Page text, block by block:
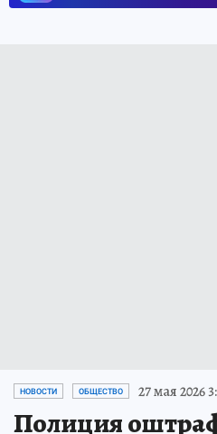
НОВОСТИ ОБЩЕСТВО 27 мая 2026
Полиция